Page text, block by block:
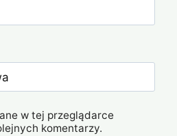
w tej przeglądarce
komentarzy.